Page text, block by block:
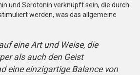
und Serotonin verknüpft sein, die durch
werden, was das allgemeine
eine Art und Weise, die
als auch den Geist
eine einzigartige Balance von